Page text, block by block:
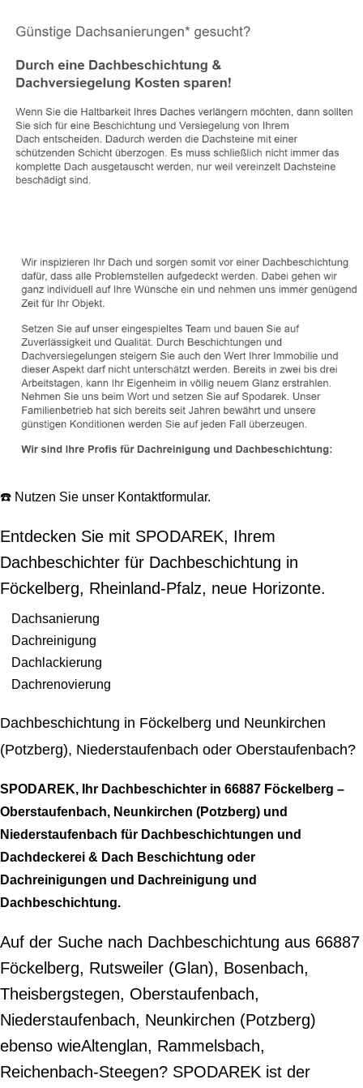
☎️ Nutzen Sie unser Kontaktformular.
Entdecken Sie mit SPODAREK, Ihrem
Dachbeschichter für Dachbeschichtung in
Föckelberg, Rheinland-Pfalz, neue Horizonte.
Dachsanierung
Dachreinigung
Dachlackierung
Dachrenovierung
Dachbeschichtung in Föckelberg und Neunkirchen
(Potzberg), Niederstaufenbach oder Oberstaufenbach?
SPODAREK, Ihr Dachbeschichter in 66887 Föckelberg –
Oberstaufenbach, Neunkirchen (Potzberg) und
Niederstaufenbach für Dachbeschichtungen und
Dachdeckerei & Dach Beschichtung oder
Dachreinigungen und Dachreinigung und
Dachbeschichtung.
Auf der Suche nach Dachbeschichtung aus 66887
Föckelberg, Rutsweiler (Glan), Bosenbach,
Theisbergstegen, Oberstaufenbach,
Niederstaufenbach, Neunkirchen (Potzberg)
ebenso wieAltenglan, Rammelsbach,
Reichenbach-Steegen? SPODAREK ist der